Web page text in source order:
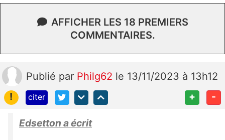
AFFICHER LES 18 PREMIERS
COMMENTAIRES.
Publié par Philg62 le 13/11/2023 à 13h12
!
citer + -
Edsetton a écrit